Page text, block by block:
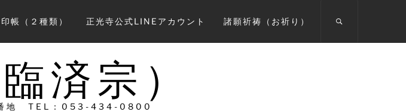
帳（２種類） 正光寺公式LINEアカウント 諸願祈祷（お祈り）
済宗）
番地 TEL：053-434-0800